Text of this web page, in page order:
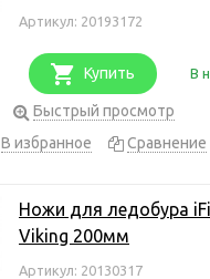
Артикул: 20193172
Купить В
Быстрый просмотр
В избранное
Сравнение
Ножи для ледобура
Viking 200мм
Артикул: 20130317